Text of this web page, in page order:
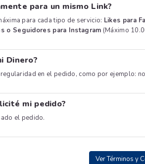
para un mismo Link?
para cada tipo de servicio: Likes para
o Seguidores para Instagram (Máximo
Dinero?
en el pedido, como por ejemplo:
mi pedido?
el pedido.
Ver Términos y